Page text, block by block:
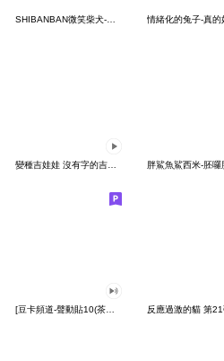
SHIBANBAN微笑柴犬-廢柴寶寶日常 情緒化的兔子-真的
胖鯊魚鯊西米-胚囉
反應過激的貓 第